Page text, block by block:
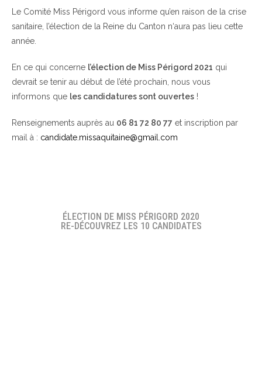
Le Comité Miss Périgord vous informe qu’en raison de la crise
sanitaire, l’élection de la Reine du Canton n‘aura pas lieu cette
année.
En ce qui concerne l’élection de Miss Périgord 2021 qui
devrait se tenir au début de l’été prochain, nous vous
informons que les candidatures sont ouvertes !
Renseignements auprès au 06 81 72 80 77 et inscription par
mail à : candidate.missaquitaine@gmail.com
ÉLECTION DE MISS PÉRIGORD 2020
RE-DÉCOUVREZ LES 10 CANDIDATES